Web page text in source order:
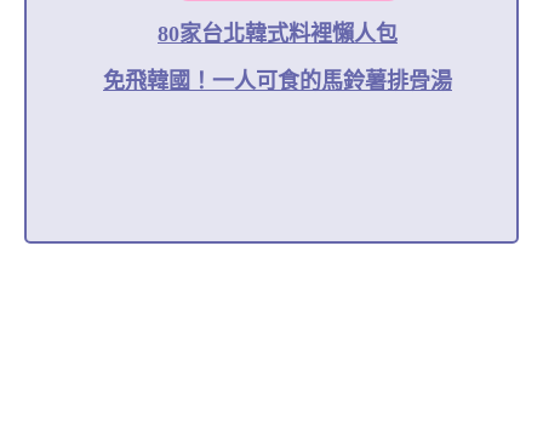
80家台北韓式料裡懶人包
免飛韓國！一人可食的馬鈴薯排骨湯